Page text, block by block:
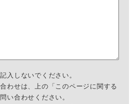
入しないでください。
わせは、上の「このページに関する
い合わせください。